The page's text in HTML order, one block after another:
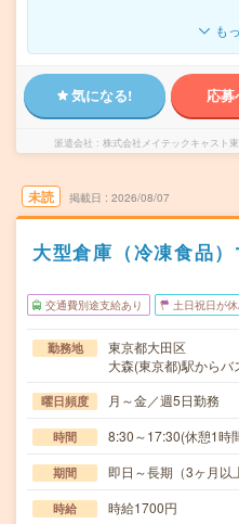
も
気になる! 応
派遣会社 株式会社メイテックキャスト
未読 掲載日 2026/08/07
大型倉庫（冷凍食品
交通費別途支給あり 土日祝日が
勤務地
東京都大田区
大森(東京都)駅から
曜日頻度 月～金／週5日勤務
時間 8:30～17:30(休憩1時
期間 即日～長期（3ヶ月
時給 時給1700円